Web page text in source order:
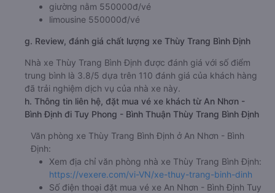
giường nằm 550000đ/vé
limousine 550000đ/vé
g. Review, đánh giá chất lượng xe Thùy Trang Bình Định
Nhà xe Thùy Trang Bình Định được đánh giá với số điểm
trung bình là 3.8/5 dựa trên 110 đánh giá của khách hàng
đã trải nghiệm dịch vụ của nhà xe này.
h. Thông tin liên hệ, đặt mua vé xe khách từ An Nhơn -
Bình Định đi Tuy Phong - Bình Thuận Thùy Trang Bình Định
Văn phòng xe Thùy Trang Bình Định ở An Nhơn - Bình
Định:
Xem địa chỉ văn phòng nhà xe Thùy Trang Bình Định:
https://vexere.com/vi-VN/xe-thuy-trang-binh-dinh
Số điện thoại đặt mua vé xe An Nhơn - Bình Định Tuy